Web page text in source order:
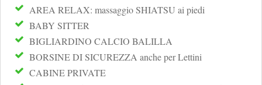
AREA RELAX: massaggio SHIATSU ai piedi
BABY SITTER
BIGLIARDINO CALCIO BALILLA
BORSINE DI SICUREZZA anche per Lettini
CABINE PRIVATE